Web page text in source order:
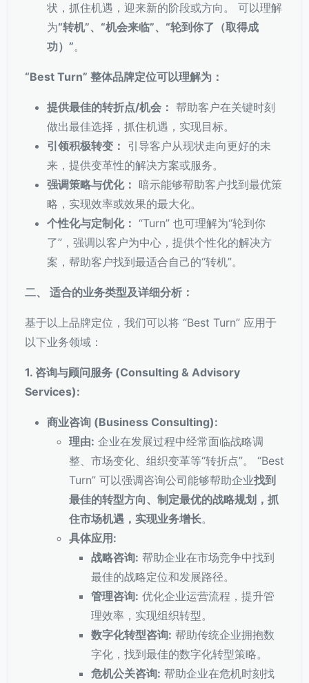
状，抓住机遇，迎来新的阶段或方向。 可以理解
为“转机”、“机会来临”、“轮到你了（取得成
功）”。
“Best Turn” 整体品牌定位可以理解为：
提供最佳的转折点/机会： 帮助客户在关键时刻
做出最佳选择，抓住机遇，实现目标。
引领积极转变： 引导客户从现状走向更好的未
来，提供变革性的解决方案或服务。
强调策略与优化： 暗示能够帮助客户找到最优策
略，实现效率或效果的最大化。
个性化与定制化： “Turn” 也可理解为“轮到你
了”，强调以客户为中心，提供个性化的解决方
案，帮助客户找到最适合自己的“转机”。
二、 适合的业务类型及详细分析：
基于以上品牌定位，我们可以将 “Best Turn” 应用于
以下业务领域：
1. 咨询与顾问服务 (Consulting & Advisory
Services):
商业咨询 (Business Consulting):
理由: 企业在发展过程中经常面临战略调
整、市场变化、组织变革等“转折点”。 “Best
Turn” 可以强调咨询公司能够帮助企业找到
最佳的转型方向、制定最优的战略规划，抓
住市场机遇，实现业务增长。
具体应用:
战略咨询: 帮助企业在市场竞争中找到
最佳的战略定位和发展路径。
管理咨询: 优化企业运营流程，提升管
理效率，实现组织转型。
数字化转型咨询: 帮助传统企业拥抱数
字化，找到最佳的数字化转型策略。
危机公关咨询: 帮助企业在危机时刻找